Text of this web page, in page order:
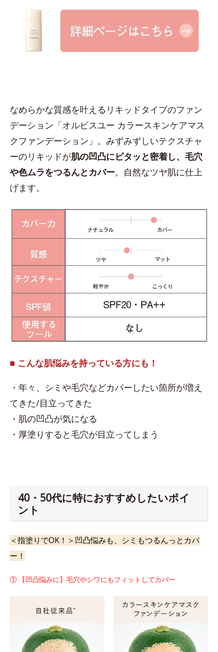
なめらかな質感を叶えるリキッドタイプのファン
デーション「オルビスユー カラースキンケアマス
クファンデーション」。みずみずしいテクスチャ
ーのリキッドが肌の凹凸にピタッと密着し、毛穴
や色ムラをつるんとカバー。自然なツヤ肌に仕上
げます。
■ こんな肌悩みを持っている方にも！
・年々、シミや毛穴などカバーしたい箇所が増え
てきた/目立ってきた
・肌の凹凸が気になる
・厚塗りすると毛穴が目立ってしまう
40・50代に特におすすめしたいポイ
ント
＜指塗りでOK！＞凹凸悩みも、シミもつるんっとカバ
ー！
① 【凹凸悩みに】毛穴やシワにもフィットしてカバー